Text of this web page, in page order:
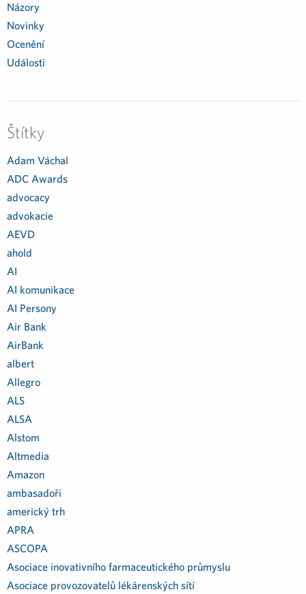
Názory
Novinky
Ocenění
Události
Štítky
Adam Váchal
ADC Awards
advocacy
advokacie
AEVD
ahold
AI
AI komunikace
AI Persony
Air Bank
AirBank
albert
Allegro
ALS
ALSA
Alstom
Altmedia
Amazon
ambasadoři
americký trh
APRA
ASCOPA
Asociace inovativního farmaceutického průmyslu
Asociace provozovatelů lékárenských sítí